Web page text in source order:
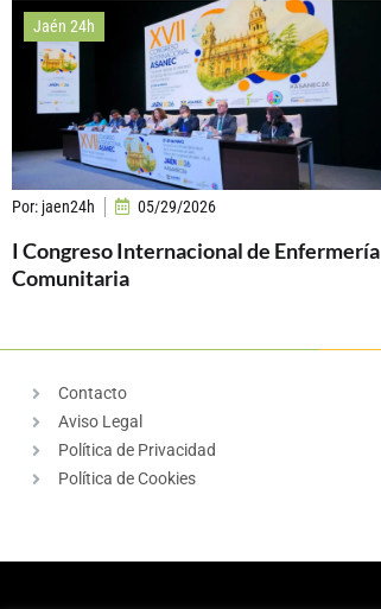
Jaén 24h
Por: jaen24h 05/29/2026
I Congreso Internacional de Enfermería
Comunitaria
Contacto
Aviso Legal
Política de Privacidad
Política de Cookies